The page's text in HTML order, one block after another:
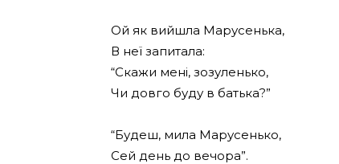
Ой як вийшла Марусенька,
В неї запитала:
“Скажи мені, зозуленько,
Чи довго буду в батька?”
“Будеш, мила Марусенько,
Сей день до вечора”.